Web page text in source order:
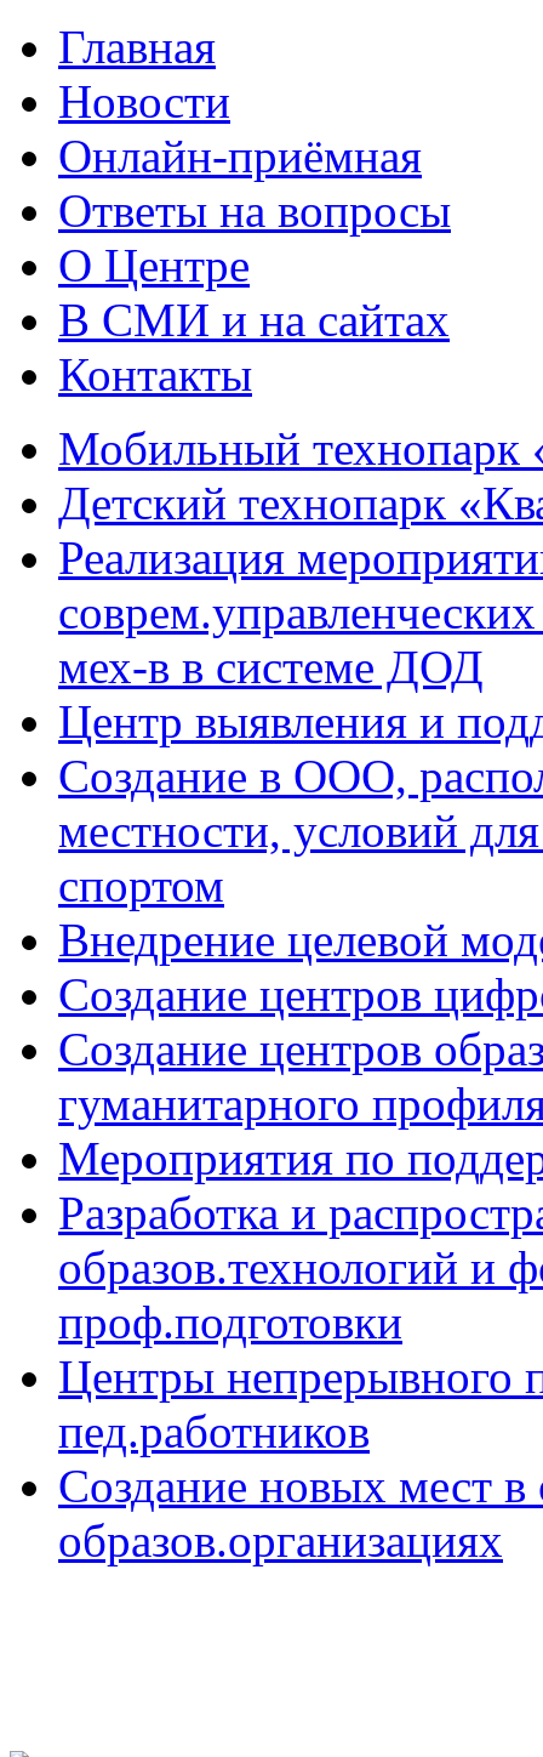
Главная
Новости
Онлайн-приёмная
Ответы на вопросы
О Центре
В СМИ и на сайтах
Контакты
Мобильный технопарк
Детский технопарк
Реализация
мех-в в системе ДОД
Центр выявления и
Создание в ООО,
местности, условий
спортом
Внедрение целевой
Создание центров
Создание центров
гуманитарного
Мероприятия по
Разработка и
образов.технологий
проф.подготовки
Центры непрерывного
пед.работников
Создание новых мест
образов.организациях